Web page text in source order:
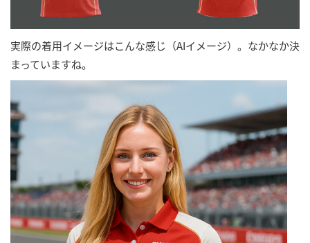
実際の着用イメージはこんな感じ（AIイメージ）。なかなか決
まっていますね。